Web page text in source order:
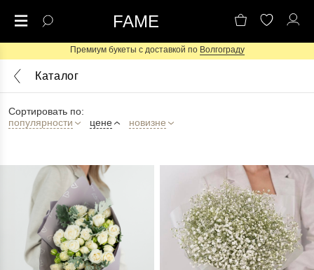
FAME
Премиум букеты с доставкой по Волгограду
Каталог
Сортировать по:
популярности
цене новизне